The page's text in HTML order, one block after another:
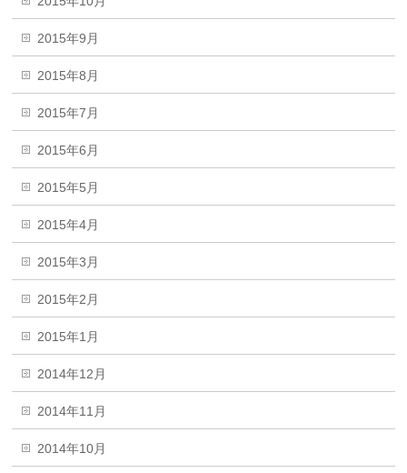
2015年9月
2015年8月
2015年7月
2015年6月
2015年5月
2015年4月
2015年3月
2015年2月
2015年1月
2014年12月
2014年11月
2014年10月